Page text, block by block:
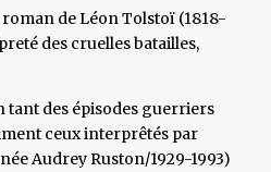
de Léon Tolstoï (1818-
des cruelles batailles,
tant des épisodes guerriers
ceux interprêtés par
Audrey Ruston/1929-1993)